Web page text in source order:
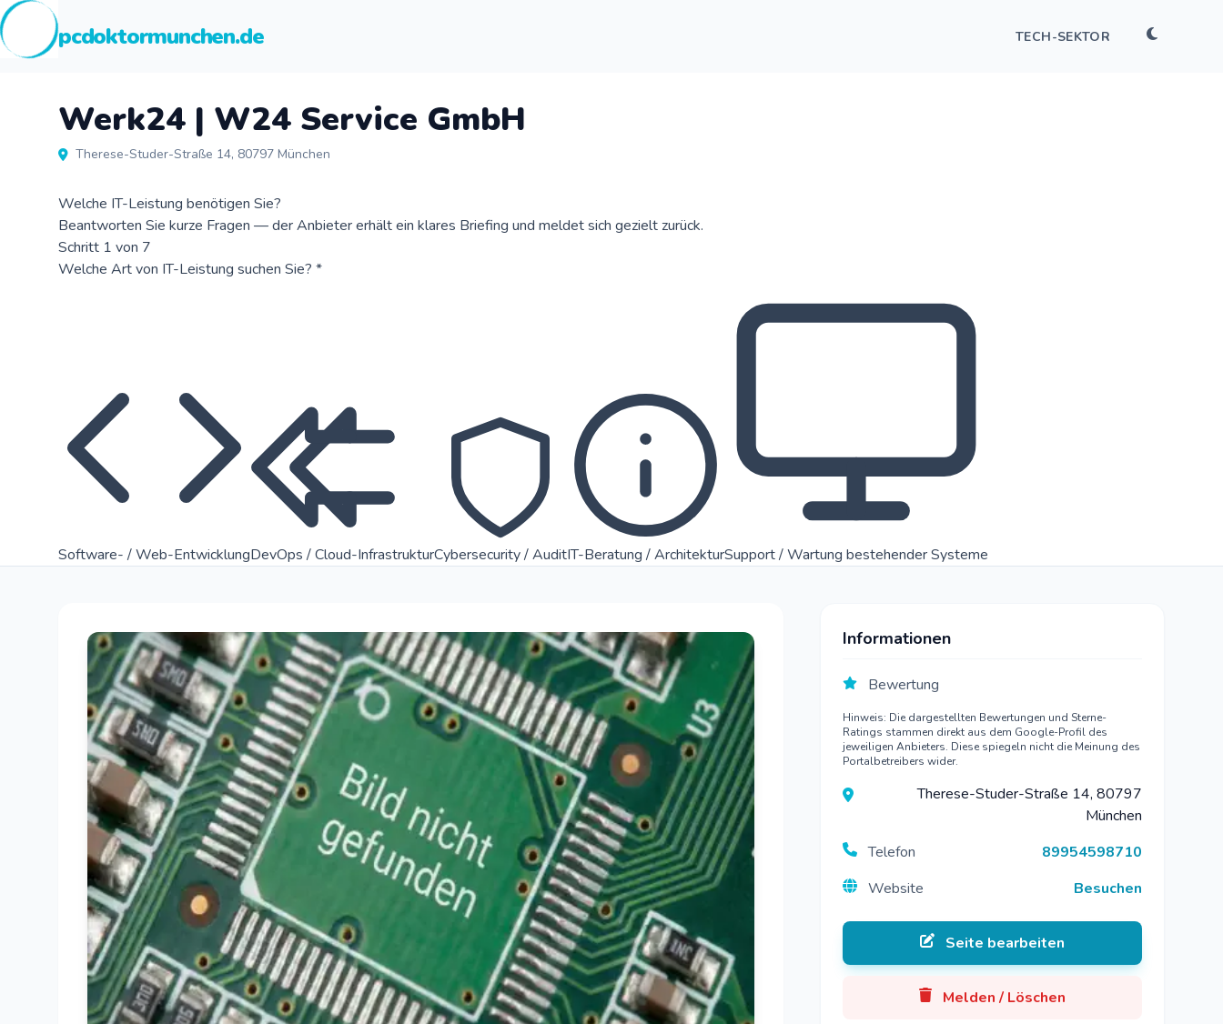
pcdoktormunchen.de TECH-SEKTOR
Werk24 | W24 Service GmbH
Therese-Studer-Straße 14, 80797 München
Welche IT-Leistung benötigen Sie?
Beantworten Sie kurze Fragen — der Anbieter erhält ein klares Briefing und meldet sich gezielt zurück.
Schritt 1 von 7
Welche Art von IT-Leistung suchen Sie? *
Software- / Web-EntwicklungDevOps / Cloud-InfrastrukturCybersecurity / AuditIT-Beratung / ArchitekturSupport / Wartung bestehender Systeme
Informationen
Bewertung
Hinweis: Die dargestellten Bewertungen und Sterne-
Ratings stammen direkt aus dem Google-Profil des
jeweiligen Anbieters. Diese spiegeln nicht die Meinung des
Portalbetreibers wider.
Therese-Studer-Straße 14, 80797
München
Telefon
89954598710
Website
Besuchen
Seite bearbeiten
Melden / Löschen